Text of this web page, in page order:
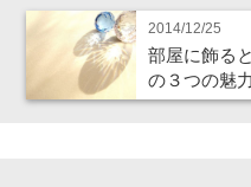
2014/12/25
部屋に飾る
の３つの魅力